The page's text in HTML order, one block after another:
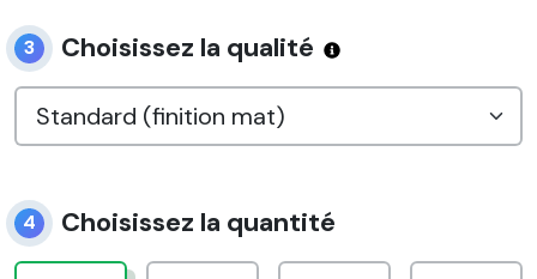
3 Choisissez la qualité
4 Choisissez la quantité